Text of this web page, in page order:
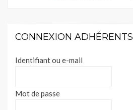
CONNEXION ADHÉRENTS
Identifiant ou e-mail
Mot de passe